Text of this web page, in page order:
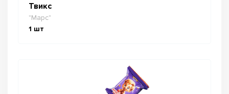
Твикс
"Марс"
1 шт